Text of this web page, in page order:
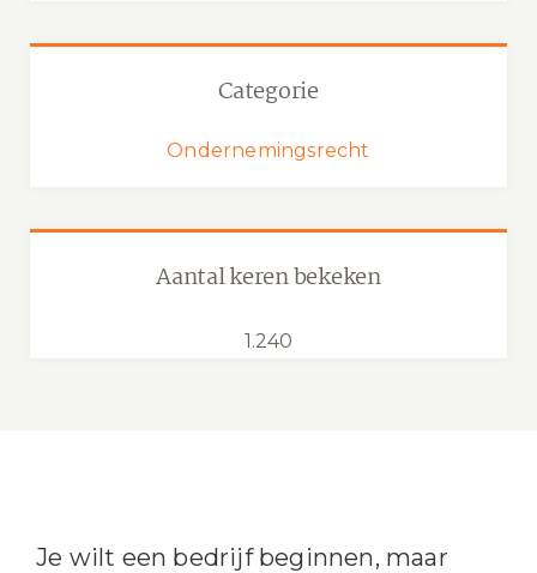
Categorie
Ondernemingsrecht
Aantal keren bekeken
1.240
Je wilt een bedrijf beginnen, maar